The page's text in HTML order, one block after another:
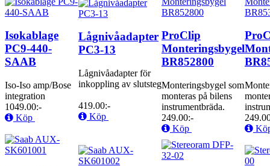
Isokablage
PC9-440-
SAAB
Iso-Iso amp/Bose
integration
1049.00:-
Köp
Lågnivåadapter
PC3-13
Lågnivåadapter för
inkoppling av slutsteg
419.00:-
Köp
ProClip
Monteringsbygel
BR852800
Monteringsbygel som
monteras på bilens
instrumentbräda.
249.00:-
Köp